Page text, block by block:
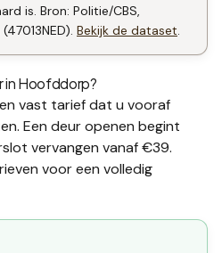
is. Bron: Politie/CBS,
Bekijk de dataset.
inHoofddorp?
vast tarief dat u vooraf
Een deur openen begint
vervangen vanaf €39.
voor een volledig